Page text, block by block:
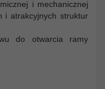
i mechanicznej
i atrakcyjnych struktur
do otwarcia ramy